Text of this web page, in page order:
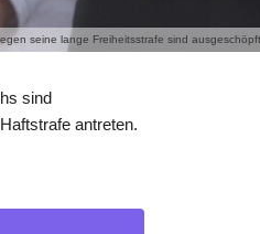
seine lange Freiheitsstrafe sind
sind
antreten.